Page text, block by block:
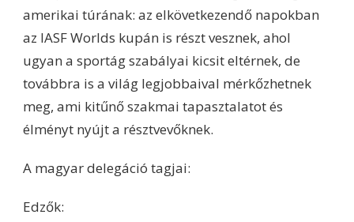
amerikai túrának: az elkövetkezendő napokban
az IASF Worlds kupán is részt vesznek, ahol
ugyan a sportág szabályai kicsit eltérnek, de
továbbra is a világ legjobbaival mérkőzhetnek
meg, ami kitűnő szakmai tapasztalatot és
élményt nyújt a résztvevőknek.
A magyar delegáció tagjai:
Edzők: